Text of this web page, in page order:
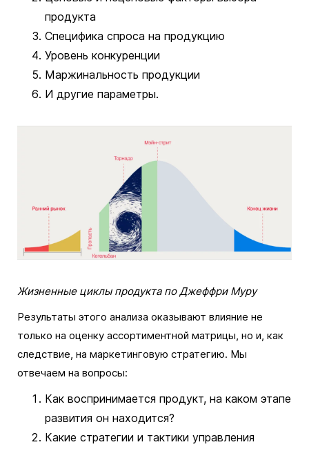
продукта
Специфика спроса на продукцию
Уровень конкуренции
Маржинальность продукции
И другие параметры.
Жизненные циклы продукта по Джеффри Муру
Результаты этого анализа оказывают влияние не
только на оценку ассортиментной матрицы, но и, как
следствие, на маркетинговую стратегию. Мы
отвечаем на вопросы:
Как воспринимается продукт, на каком этапе
развития он находится?
Какие стратегии и тактики управления